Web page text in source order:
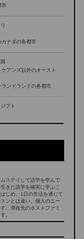
市
カナダの各都市
アンズ以外のオースト
ンドランドの各都市
プト
ステイして語学を学んで
きた語学を確実に学ぶこ
じめ、1日の生活を通じて
ンとは違い、個人のニー
。滞在先のホストファミ
。